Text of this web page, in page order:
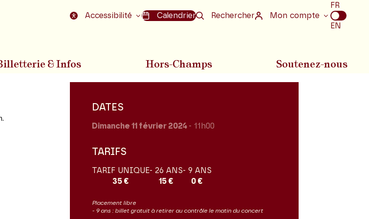
de la page Accessibilité Calendrier Rechercher Mon compte
Choix
de
la
FR
EN
& Infos Hors-Champs Soutenez-nous
DATES
Dimanche 11 février 2024 - 11h00
TARIFS
TARIF UNIQUE
35 €
- 26 ANS
15 €
- 9 ANS
0 €
Placement libre
- 9 ans : billet gratuit à retirer au contrôle le matin du concert